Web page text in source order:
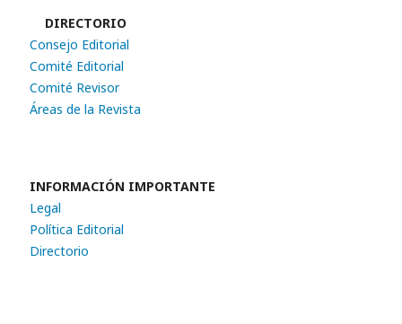
DIRECTORIO
Consejo Editorial
Comité Editorial
Comité Revisor
Áreas de la Revista
INFORMACIÓN IMPORTANTE
Legal
Política Editorial
Directorio